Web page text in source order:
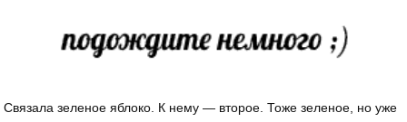
Связала зеленое яблоко. К нему — второе. Тоже зеленое, но уже